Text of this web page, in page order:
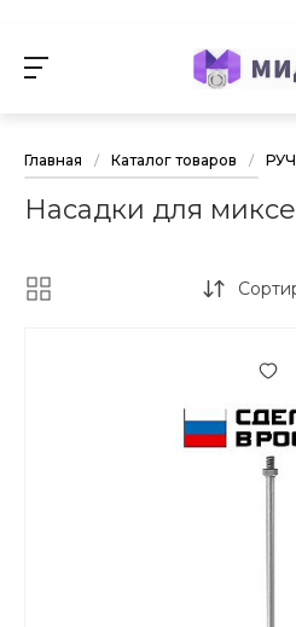
Главная / Каталог товаров /
Насадки для